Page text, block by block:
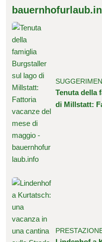
Tenuta della
di Millstatt: